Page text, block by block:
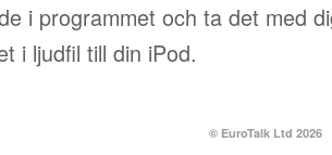
i programmet och ta det med
i ljudfil till din iPod.
© EuroTalk Ltd 2026